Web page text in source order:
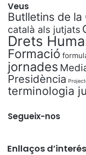
Veus
Butlletins de
català als jutjats
Drets
Formació
jornades
Presidència
terminologia
Segueix-nos
Enllaços d’interés